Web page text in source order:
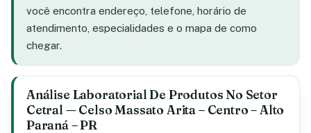
você encontra endereço, telefone, horário de
atendimento, especialidades e o mapa de como
chegar.
Análise Laboratorial De Produtos No Setor
Cetral — Celso Massato Arita – Centro – Alto
Paraná – PR